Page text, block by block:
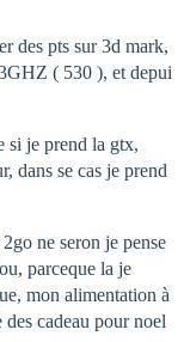
des pts sur 3d mark,
( 530 ), et depui
si je prend la gtx,
dans se cas je prend
ne seron je pense
parceque la je
mon alimentation à
cadeau pour noel